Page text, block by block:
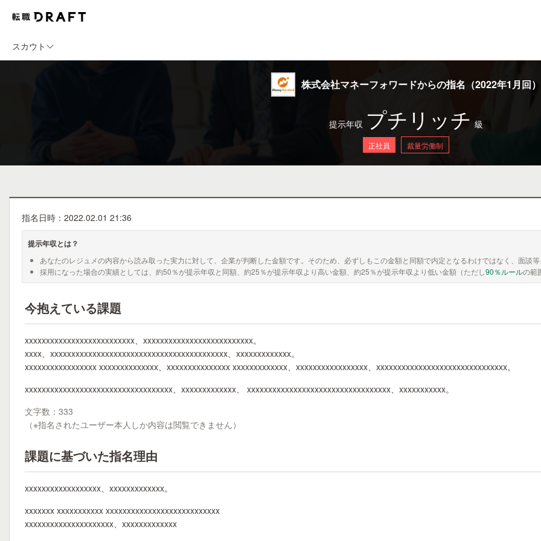
スカウト
株式会社マネーフォワードからの指名（2022年1月回）
提示年収 プチリッチ 級
正社員 裁量労働制
指名日時：2022.02.01 21:36
提示年収とは？
あなたのレジュメの内容から読み取った実力に対して、企業が判断した金額です。そのため、必ずしもこの金額と同額で内定となるわけではなく、面談等
採用になった場合の実績としては、約50％が提示年収と同額、約25％が提示年収より高い金額、約25％が提示年収より低い金額（ただし90％ルールの範
今抱えている課題
xxxxxxxxxxxxxxxxxxxxxxxxxx、xxxxxxxxxxxxxxxxxxxxxxxxxx。
xxxx、xxxxxxxxxxxxxxxxxxxxxxxxxxxxxxxxxxxxxxxxxx、xxxxxxxxxxxxx。
xxxxxxxxxxxxxxxxx xxxxxxxxxxxxxx、xxxxxxxxxxxxxxx xxxxxxxxxxxxx、xxxxxxxxxxxxxxxxx、xxxxxxxxxxxxxxxxxxxxxxxxxxxxxxx。
xxxxxxxxxxxxxxxxxxxxxxxxxxxxxxxxxxx、xxxxxxxxxxxxx、 xxxxxxxxxxxxxxxxxxxxxxxxxxxxxxxxxx、xxxxxxxxxxx。
文字数：333
（※指名されたユーザー本人しか内容は閲覧できません）
課題に基づいた指名理由
xxxxxxxxxxxxxxxxxx、xxxxxxxxxxxxx。
xxxxxxx xxxxxxxxxxx xxxxxxxxxxxxxxxxxxxxxxxxxxx
xxxxxxxxxxxxxxxxxxxxx、xxxxxxxxxxxxx